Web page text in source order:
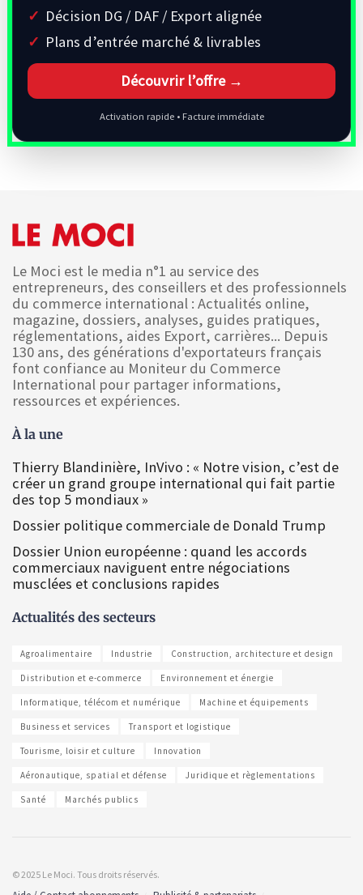
Décision DG / DAF / Export alignée
Plans d’entrée marché & livrables
Découvrir l’offre →
Activation rapide • Facture immédiate
Le Moci est le media n°1 au service des
entrepreneurs, des conseillers et des professionnels
du commerce international : Actualités online,
magazine, dossiers, analyses, guides pratiques,
réglementations, aides Export, carrières... Depuis
130 ans, des générations d'exportateurs français
font confiance au Moniteur du Commerce
International pour partager informations,
ressources et expériences.
À la une
Thierry Blandinière, InVivo : « Notre vision, c’est de
créer un grand groupe international qui fait partie
des top 5 mondiaux »
Dossier politique commerciale de Donald Trump
Dossier Union européenne : quand les accords
commerciaux naviguent entre négociations
musclées et conclusions rapides
Actualités des secteurs
Agroalimentaire Industrie Construction, architecture et design
Distribution et e-commerce Environnement et énergie
Informatique, télécom et numérique Machine et équipements
Business et services Transport et logistique
Tourisme, loisir et culture Innovation
Aéronautique, spatial et défense Juridique et règlementations
Santé Marchés publics
© 2025 Le Moci. Tous droits réservés.